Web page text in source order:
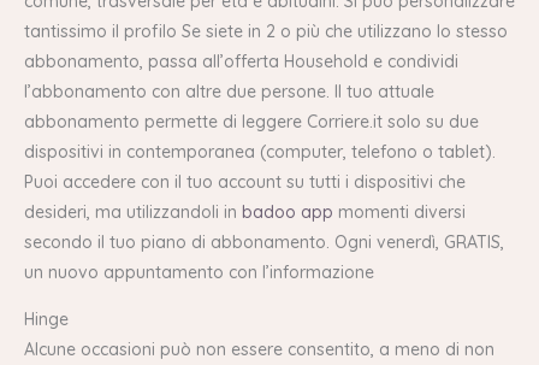
tantissimo il profilo Se siete in 2 o più che utilizzano lo stesso
abbonamento, passa all’offerta Household e condividi
l’abbonamento con altre due persone. Il tuo attuale
abbonamento permette di leggere Corriere.it solo su due
dispositivi in contemporanea (computer, telefono o tablet).
Puoi accedere con il tuo account su tutti i dispositivi che
desideri, ma utilizzandoli in badoo app momenti diversi
secondo il tuo piano di abbonamento. Ogni venerdì, GRATIS,
un nuovo appuntamento con l’informazione
Hinge
Alcune occasioni può non essere consentito, a meno di non